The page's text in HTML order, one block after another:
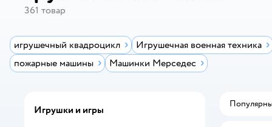
361 товар
игрушечный квадроцикл Игрушечная военная техника
пожарные машины
Машинки Мерседес
Игрушки и игры